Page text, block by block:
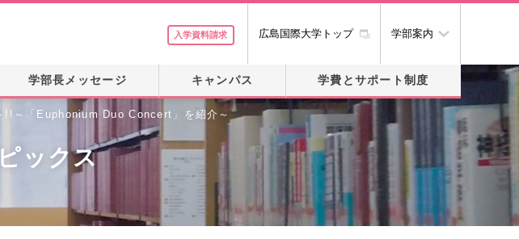
入学資料請求 広島国際大学トップ 学部案内
学部長メッセージ キャンパス 学費とサポート制度
!!～「Euphonium Duo Concert」を紹介～
ックス